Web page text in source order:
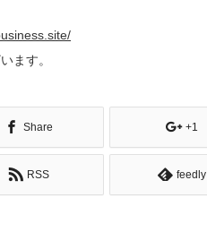
ます。
Share +1
RSS feedly